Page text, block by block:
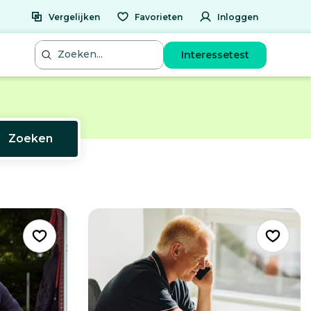
Vergelijken Favorieten Inloggen
Interessetest
Zoeken